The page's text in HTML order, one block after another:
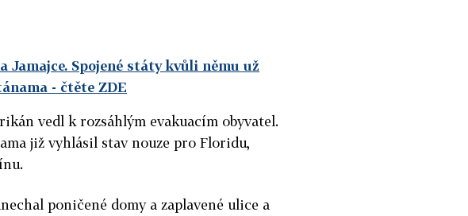
Spojené státy kvůli němu už
- čtěte ZDE
vedl k rozsáhlým evakuacím obyvatel.
již vyhlásil stav nouze pro Floridu,
poničené domy a zaplavené ulice a